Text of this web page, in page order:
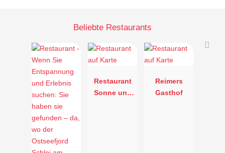
Beliebte Restaurants
Restaurant
Sonne und
Reimers
Gasthof